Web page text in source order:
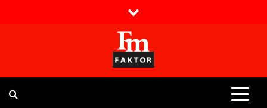
Faktor magazin
Uvijek presudan